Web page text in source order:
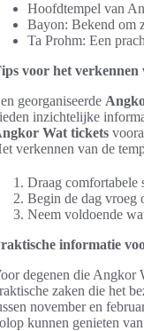
Hoofdtempel van
Bayon: Bekend om
Ta Prohm: Een
voor het verkennen
georganiseerde
inzichtelijke
Wat tickets
verkennen van de
Draag comfortabele
Begin de dag vroeg
Neem voldoende
informatie
degenen die Angkor
zaken die het
november en
kunnen genieten